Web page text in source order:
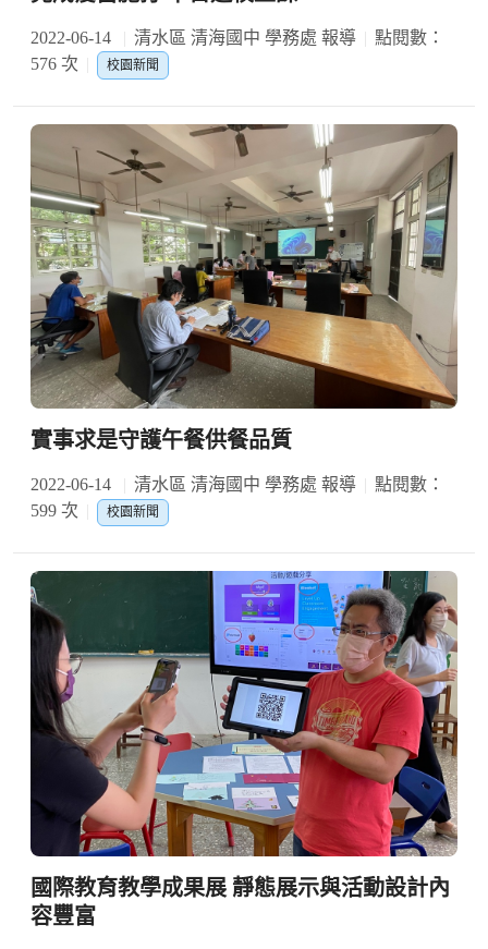
2022-06-14 清水區 清海國中 學務處 報導
點閱數：
576 次
校園新聞
實事求是守護午餐供餐品質
2022-06-14 清水區 清海國中 學務處 報導
點閱數：
599 次
校園新聞
國際教育教學成果展 靜態展示與活動設計內
容豐富